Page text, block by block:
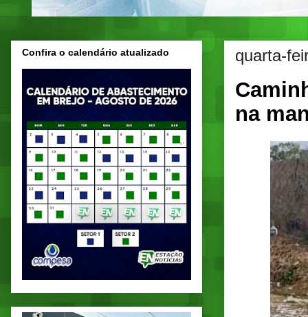
quarta-
na
Confira o calendário atualizado